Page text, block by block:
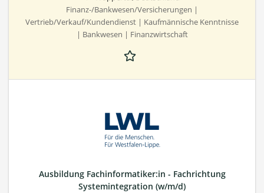
Finanz-/Bankwesen/Versicherungen |
Vertrieb/Verkauf/Kundendienst | Kaufmännische Kenntnisse
| Bankwesen | Finanzwirtschaft
Ausbildung Fachinformatiker:in - Fachrichtung
Systemintegration (w/m/d)